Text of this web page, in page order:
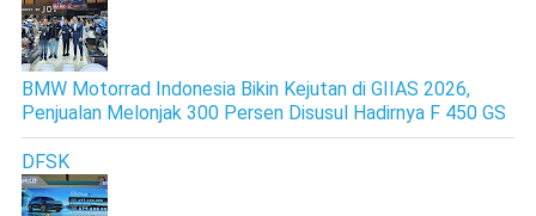
BMW Motorrad Indonesia Bikin Kejutan di GIIAS 2026,
Penjualan Melonjak 300 Persen Disusul Hadirnya F 450 GS
DFSK